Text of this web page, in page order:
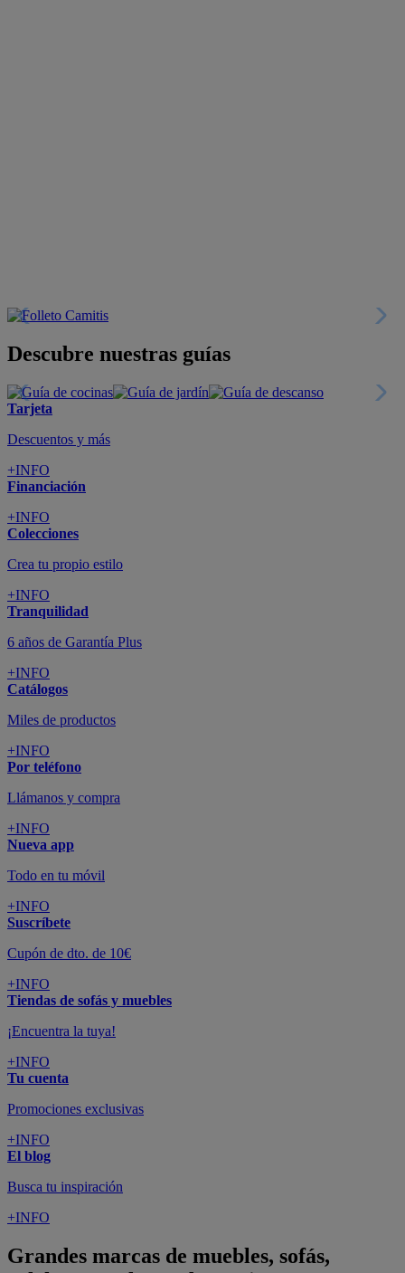
Descubre nuestras guías
Tarjeta
Descuentos y más
+INFO
Financiación
+INFO
Colecciones
Crea tu propio estilo
+INFO
Tranquilidad
6 años de Garantía Plus
+INFO
Catálogos
Miles de productos
+INFO
Por teléfono
Llámanos y compra
+INFO
Nueva app
Todo en tu móvil
+INFO
Suscríbete
Cupón de dto. de 10€
+INFO
Tiendas de sofás y muebles
¡Encuentra la tuya!
+INFO
Tu cuenta
Promociones exclusivas
+INFO
El blog
Busca tu inspiración
+INFO
Grandes marcas de muebles, sofás,